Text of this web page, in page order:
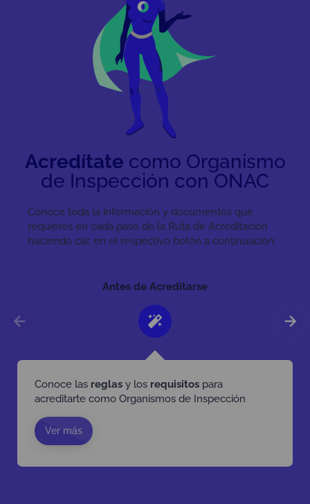
Acredítate como Organismo
de Inspección con ONAC
Conoce toda la información y documentos que
requieres en cada paso de la Ruta de Acreditación
haciendo clic en el respectivo botón a continuación:
Antes de Acreditarse
Conoce las reglas y los requisitos para
acreditarte como Organismos de Inspección
Ver más